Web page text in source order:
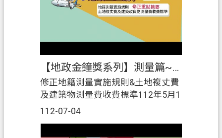
局聯絡電話：03－3322101 分機
5352桃園市政府地政局
https://land.tycg.gov.tw/
【地政金鐘獎系列】測量篇~修正地籍測量實施規則&土地複丈費及建築物測量費收費標準112年5月1日開始施行囉!
112-07-04
修正地籍測量實施規則&土地複丈費
及建築物測量費收費標準112年5月1
日開始施行囉!ü土地複丈規費以量計